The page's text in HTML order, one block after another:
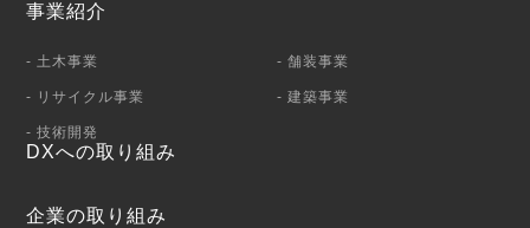
事業紹介
- 土木事業 - 舗装事業
- リサイクル事業 - 建築事業
- 技術開発
DXへの取り組み
企業の取り組み